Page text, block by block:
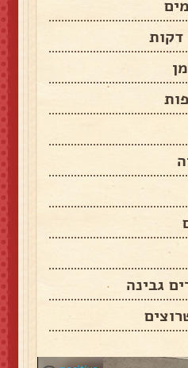
גבינה